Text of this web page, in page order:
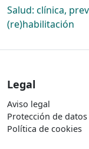
Salud: clínica,
(re)habilitación
Legal
Aviso legal
Protección de datos
Política de cookies